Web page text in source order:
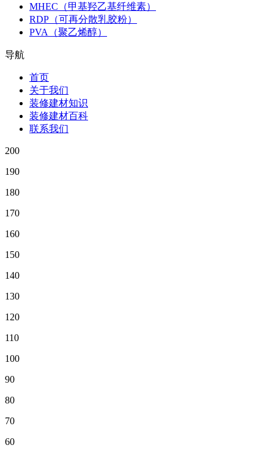
MHEC（甲基羟乙基纤维素）
RDP（可再分散乳胶粉）
PVA（聚乙烯醇）
导航
首页
关于我们
装修建材知识
装修建材百科
联系我们
200
190
180
170
160
150
140
130
120
110
100
90
80
70
60